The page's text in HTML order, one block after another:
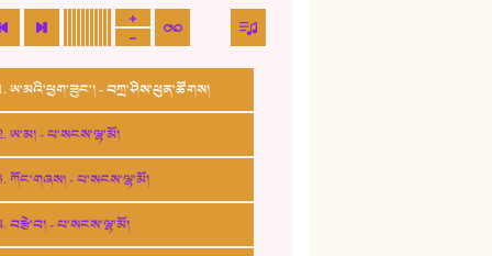
ཨ་མའི་ཕྱག་ཟུང་། - བཀྲ་ཤིས་ཕུན་ཚོགས།
ཨ་མ། - པ་སངས་ལྷ་མོ།
ཀོང་གཞས། - པ་སངས་ལྷ་མོ།
བརྩེ་བ། - པ་སངས་ལྷ་མོ།